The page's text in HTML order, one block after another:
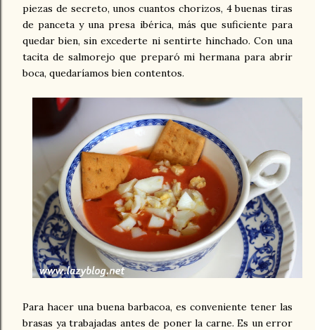
piezas de secreto, unos cuantos chorizos, 4 buenas tiras
de panceta y una presa ibérica, más que suficiente para
quedar bien, sin excederte ni sentirte hinchado. Con una
tacita de salmorejo que preparó mi hermana para abrir
boca, quedaríamos bien contentos.
Para hacer una buena barbacoa, es conveniente tener las
brasas ya trabajadas antes de poner la carne. Es un error